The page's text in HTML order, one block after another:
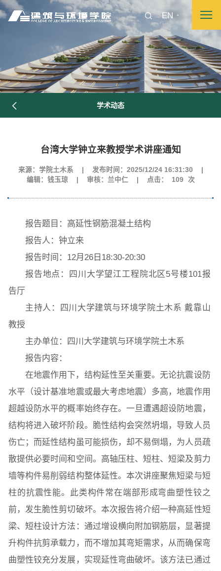
EN
院长致词
院党委 院行政
本科教育
科研概况 学术动态 科研平台 科研办事流程
常用办公电话 办事流程 材料下载
学术动态
台湾大学钟立来教授学术讲座通知
来源：学院土木系 发布时间：2025/12/24 16:31:30
编辑：钱玉琼
审核：兰中仁 点击： 109 次
报告题目：高延性钢筋混凝土结构
报告人：钟立来
报告时间：12月26日18:30-20:30
报告地点：四川大学望江工程院北区5号楼101报
告厅
主持人：四川大学建筑与环境学院土木系 戴靠山
教授
主办单位：四川大学建筑与环境学院土木系
报告内容：
在地震作用下，结构延性至关重要。无论抗震设防
水平（设计基准地震或最大考虑地震）多高，地震作用
超越设防水平的概率始终存在。一旦遭遇超设防地震，
结构将进入破坏阶段。脆性结构会突然坍塌，导致人员
伤亡；而延性结构虽可能损伤，却不易倒塌，为人员疏
散提供必要时间和空间。高轴压柱、短柱、短梁及剪力
墙等构件易削弱结构整体延性。本次讲座聚焦短梁与短
柱的抗震性能。此类构件常在端部形成弯曲塑性铰之
前，发生脆性剪切破坏。本次报告将介绍一种高延性短
梁、短柱设计方法：通过增设横向附加钢筋层，显著提
升构件抗剪承载力，而不增加其弯矩需求，从而确保弯
曲塑性铰充分发展，实现延性弯曲破坏。该方法已通过